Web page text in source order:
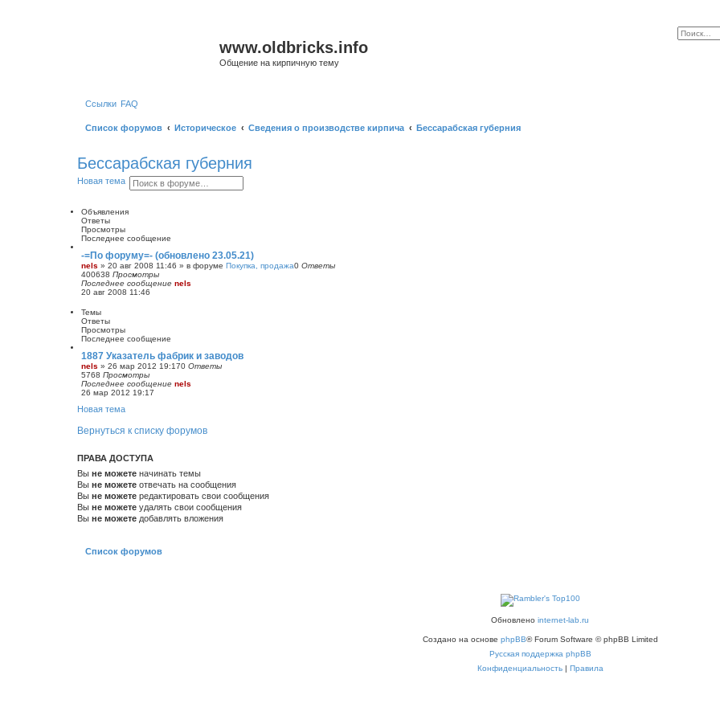
www.oldbricks.info
Общение на кирпичную тему
Ссылки FAQ
Список форумов Историческое Сведения о производстве кирпича
Бессарабская губерния
Бессарабская губерния
Новая тема П
о
Р
а
е
н
ы
й
п
о
Объявления
Ответы
Просмотры
Последнее сообщение
-=По форуму=- (обновлено 23.05.21)
nels » 20 авг 2008 11:46 » в форуме Покупка, продажа0 Ответы
400638 Просмотры
Последнее сообщение nels
20 авг 2008 11:46
Темы
Ответы
Просмотры
Последнее сообщение
1887 Указатель фабрик и заводов
nels » 26 мар 2012 19:170 Ответы
5768 Просмотры
Последнее сообщение nels
26 мар 2012 19:17
Новая тема
Вернуться к списку форумов
ПРАВА ДОСТУПА
Вы не можете начинать темы
Вы не можете отвечать на сообщения
Вы не можете редактировать свои сообщения
Вы не можете удалять свои сообщения
Вы не можете добавлять вложения
Список форумов
Обновлено internet-lab.ru
Создано на основе phpBB® Forum Software © phpBB Limited
Русская поддержка phpBB
Конфиденциальность| Правила